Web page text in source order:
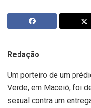
Redação
Um porteiro de um
Verde, em Maceió, foi
sexual contra um